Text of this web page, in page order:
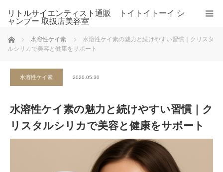
リトルサイエンティスト通販 トイトイトーイ シ
ャンプー 取扱店美容室
ホーム 水溶性ケイ素
水溶性ケイ素の魅力と続けやすい習慣｜クリスタ
ルシリカで美容と健康をサポート
水溶性ケイ素 2020.05.30
水溶性ケイ素の魅力と続けやすい習慣｜ク
リスタルシリカで美容と健康をサポート